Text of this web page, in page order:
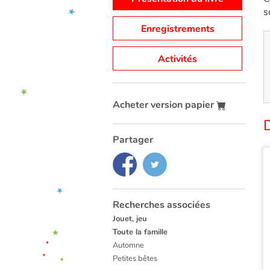
Enregistrements
Activités
Acheter version papier
Partager
Recherches associées
Jouet, jeu
Toute la famille
Automne
Petites bêtes